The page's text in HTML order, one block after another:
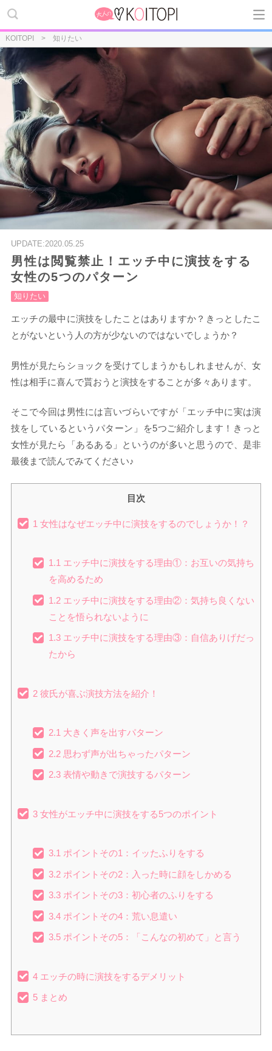
KOITOPI 知りたい
UPDATE:2020.05.25
男性は閲覧禁止！エッチ中に演技をする
女性の5つのパターン
知りたい
エッチの最中に演技をしたことはありますか？きっとしたこ
とがないという人の方が少ないのではないでしょうか？
男性が見たらショックを受けてしまうかもしれませんが、女
性は相手に喜んで貰おうと演技をすることが多々あります。
そこで今回は男性には言いづらいですが「エッチ中に実は演
技をしているというパターン」を5つご紹介します！きっと
女性が見たら「あるある」というのが多いと思うので、是非
最後まで読んでみてください♪
目次
1 女性はなぜエッチ中に演技をするのでしょうか！？
1.1 エッチ中に演技をする理由①：お互いの気持ち
を高めるため
1.2エッチ中に演技をする理由②：気持ち良くない
ことを悟られないように
1.3エッチ中に演技をする理由③：自信ありげだっ
たから
2 彼氏が喜ぶ演技方法を紹介！
2.1 大きく声を出すパターン
2.2思わず声が出ちゃったパターン
2.3表情や動きで演技するパターン
3 女性がエッチ中に演技をする5つのポイント
3.1 ポイントその1：イッたふりをする
3.2ポイントその2：入った時に顔をしかめる
3.3ポイントその3：初心者のふりをする
3.4ポイントその4：荒い息遣い
3.5ポイントその5：「こんなの初めて」と言う
4 エッチの時に演技をするデメリット
5 まとめ